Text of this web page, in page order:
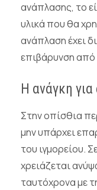
ανάπλασης, το
υλικά που θα
ανάπλαση έχει
επιβάρυνση
Η ανάγκη
Στην οπίσθια
μην υπάρχει
του ιγμορείου.
χρειάζεται
ταυτόχρονα με